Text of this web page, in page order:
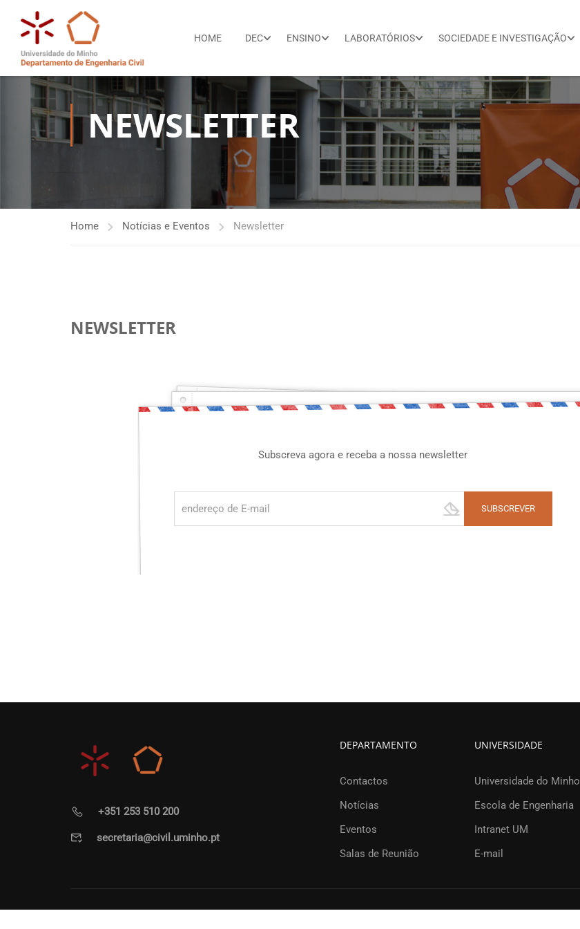
HOME DEC ENSINO LABORATÓRIOS SOCIEDADE E INVESTIGAÇÃO
NEWSLETTER
Home Notícias e Eventos Newsletter
NEWSLETTER
Subscreva agora e receba a nossa newsletter
+351 253 510 200
secretaria@civil.uminho.pt
DEPARTAMENTO
Contactos
Notícias
Eventos
Salas de Reunião
UNIVERSIDADE
Universidade do Minho
Escola de Engenharia
Intranet UM
E-mail